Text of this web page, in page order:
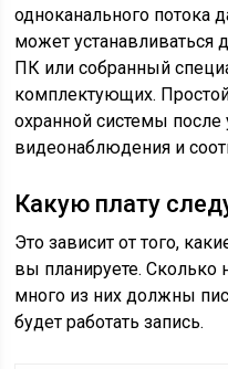
одноканального потока
может
ПК или собранный
комплектующих.
охранной системы после
видеонаблюдения и
Какую плату
Это зависит от того,
вы планируете. Сколько
много из них должны
будет работать запись.